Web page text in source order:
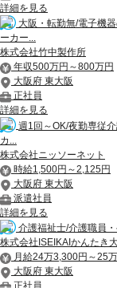
詳細を見る
大阪・転勤無/電子機
ーカー...
株式会社竹中製作所
年収500万円～800万円
大阪府 東大阪
正社員
詳細を見る
週1回～OK/夜勤専従
カ...
株式会社ニッソーネット
時給1,500円～2,125円
大阪府 東大阪
派遣社員
詳細を見る
介護福祉士/介護職員
株式会社ISEIKAIかんたき
月給24万3,300円～25
大阪府 東大阪
正社員